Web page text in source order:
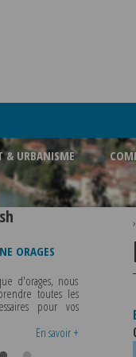
& URBANISME
ORAGES
d'orages, nous
toutes les
pour vos
En savoir +
VIGILANCE
29/07/2026
Météo-
département
métropole de
vigilance jaune ...
›